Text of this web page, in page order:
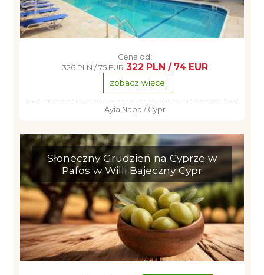
Cena od:
326 PLN / 75 EUR 322 PLN / 74 EUR
zobacz więcej
Ayia Napa / Cypr
Słoneczny Grudzień na Cyprze w
Pafos w Willi Bajeczny Cypr